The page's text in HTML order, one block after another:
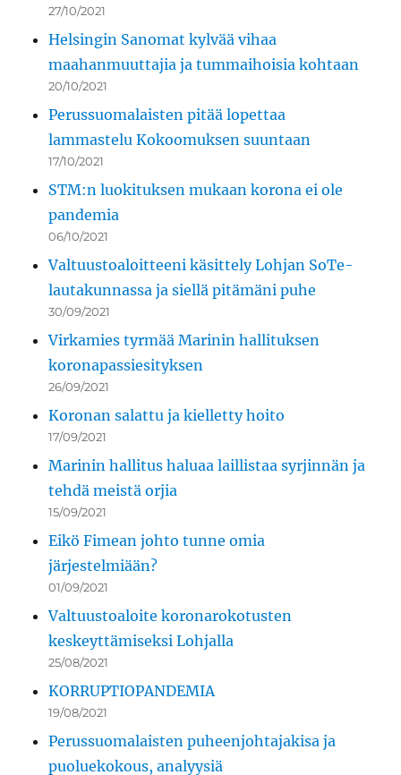
27/10/2021
Helsingin Sanomat kylvää vihaa
maahanmuuttajia ja tummaihoisia kohtaan
20/10/2021
Perussuomalaisten pitää lopettaa
lammastelu Kokoomuksen suuntaan
17/10/2021
STM:n luokituksen mukaan korona ei ole
pandemia
06/10/2021
Valtuustoaloitteeni käsittely Lohjan SoTe-
lautakunnassa ja siellä pitämäni puhe
30/09/2021
Virkamies tyrmää Marinin hallituksen
koronapassiesityksen
26/09/2021
Koronan salattu ja kielletty hoito
17/09/2021
Marinin hallitus haluaa laillistaa syrjinnän ja
tehdä meistä orjia
15/09/2021
Eikö Fimean johto tunne omia
järjestelmiään?
01/09/2021
Valtuustoaloite koronarokotusten
keskeyttämiseksi Lohjalla
25/08/2021
KORRUPTIOPANDEMIA
19/08/2021
Perussuomalaisten puheenjohtajakisa ja
puoluekokous, analyysiä